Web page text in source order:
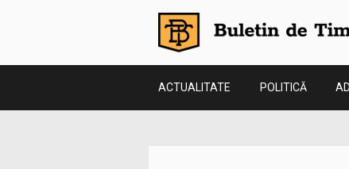
ACTUALITATE POLITICĂ